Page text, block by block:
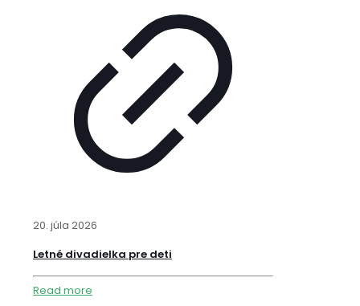
20. júla 2026
Letné divadielka pre deti
Read more